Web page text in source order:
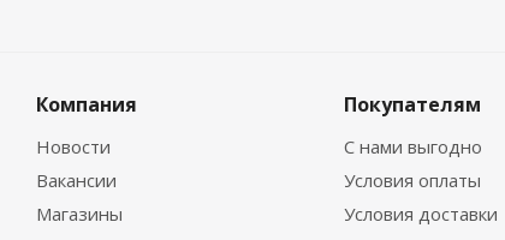
Компания
Новости
Вакансии
Магазины
Покупателям
С нами выгодно
Условия оплаты
Условия доставки